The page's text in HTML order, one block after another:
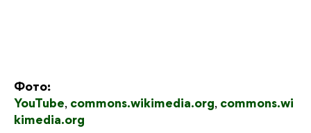
Фото:
YouTube, commons.wikimedia.org, commons.wi
kimedia.org